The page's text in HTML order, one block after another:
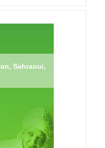
Sahraoui,